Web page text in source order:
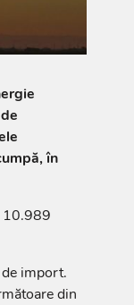
în
10.989
import.
din